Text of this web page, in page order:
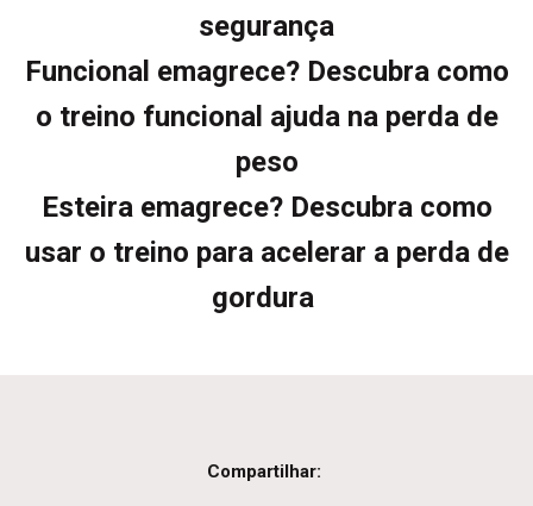
segurança
Funcional emagrece? Descubra como
o treino funcional ajuda na perda de
peso
Esteira emagrece? Descubra como
usar o treino para acelerar a perda de
gordura
Compartilhar: